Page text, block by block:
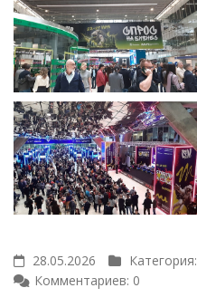
28.05.2026 Категория:
Комментариев: 0